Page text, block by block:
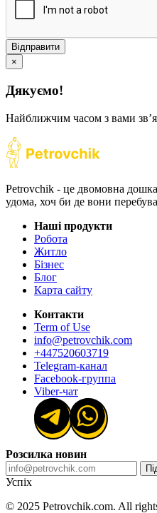
Відправити
×
Дякуємо!
Найближчим часом з вами
Petrovchik - це двомовна
удома, хоч би де вони
Наші продукти
Робота
Житло
Бізнес
Блог
Карта сайту
Контакти
Term of Use
info@petrovchik.com
+447520603719
Telegram-канал
Facebook-группа
Viber-чат
Розсилка новин
Успіх
© 2025 Petrovchik.com. All